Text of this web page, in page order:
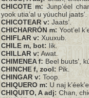
CHICOTE m:Junp’éel
yook utia’al u yúuchul jaats’.
CHICOTEAR v:Jaats’.
CHICHARRÓN m:Yoot’el
CHIFLAR v:Xuuxub.
CHILE m, bot:Iik.
CHILLAR v:Awat.
CHIMENEA f:Beel buuts’,
CHINCHE f, zool:Pik.
CHINGAR v:Toop.
CHIQUERO m:U naj
CHIQUITO, A adj:Chan,